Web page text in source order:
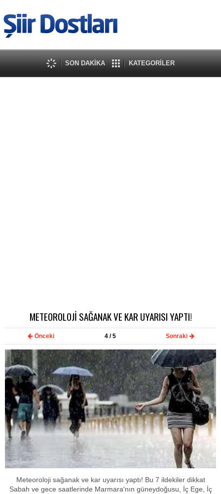
SON DAKİKA KATEGORİLER
METEOROLOJİ SAĞANAK VE KAR UYARISI YAPTI!
Önceki 4 / 5 Sonraki
Meteoroloji sağanak ve kar uyarısı yaptı! Bu 7 ildekiler dikkat
Sabah ve gece saatlerinde Marmara'nın güneydoğusu, İç Ege, İç